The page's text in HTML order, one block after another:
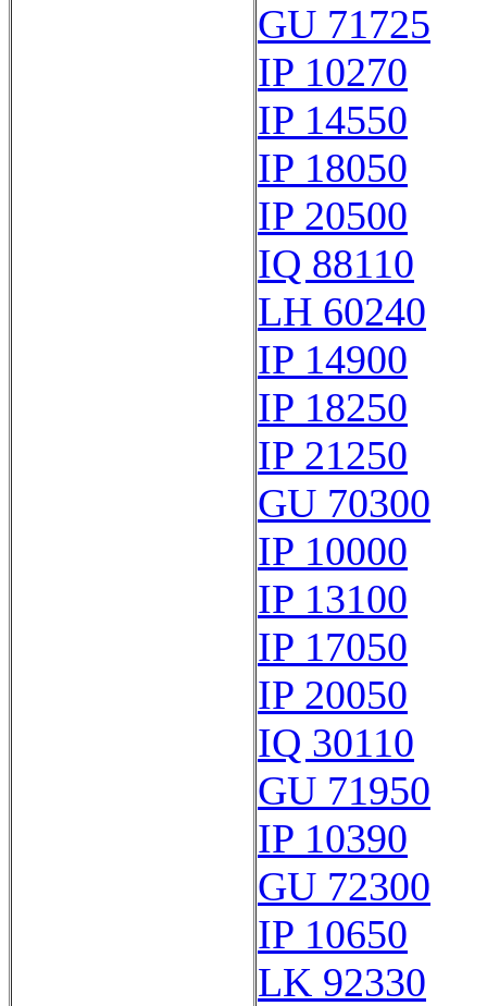
GU 71725
IP 10270
IP 14550
IP 18050
IP 20500
IQ 88110
LH 60240
IP 14900
IP 18250
IP 21250
GU 70300
IP 10000
IP 13100
IP 17050
IP 20050
IQ 30110
GU 71950
IP 10390
GU 72300
IP 10650
LK 92330